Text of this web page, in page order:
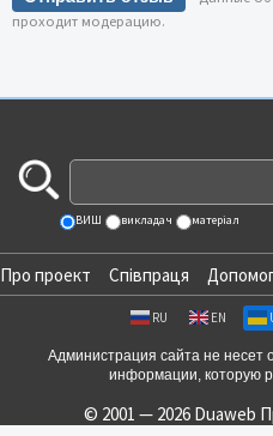
проходит модерацию.
ВИШ викладач матеріал
Про проект Співпраця
RU EN
Администрация сайта не несет
информации, которую
© 2001 — 2026 Duaweb